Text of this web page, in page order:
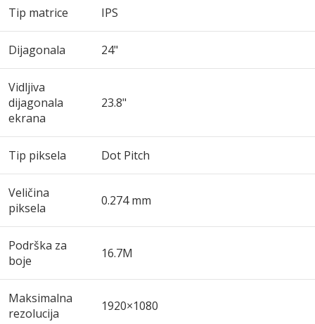
Tip matrice IPS
Dijagonala 24"
Vidljiva
dijagonala
ekrana
23.8"
Tip piksela Dot Pitch
Veličina
piksela
0.274 mm
Podrška za
boje
16.7M
Maksimalna
rezolucija
1920×1080